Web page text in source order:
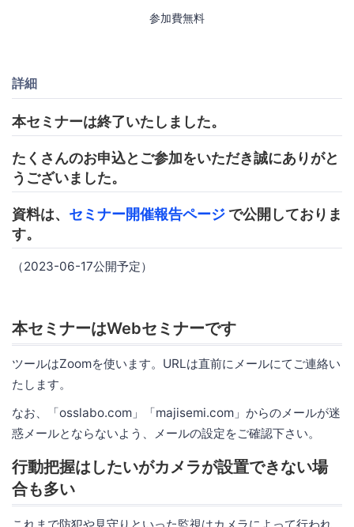
参加費無料
詳細
本セミナーは終了いたしました。
たくさんのお申込とご参加をいただき誠にありがと
うございました。
資料は、 セミナー開催報告ページ で公開しておりま
す。
（2023-06-17公開予定）
本セミナーはWebセミナーです
ツールはZoomを使います。URLは直前にメールにてご連絡い
たします。
なお、「osslabo.com」「majisemi.com」からのメールが迷
惑メールとならないよう、メールの設定をご確認下さい。
行動把握はしたいがカメラが設置できない場
合も多い